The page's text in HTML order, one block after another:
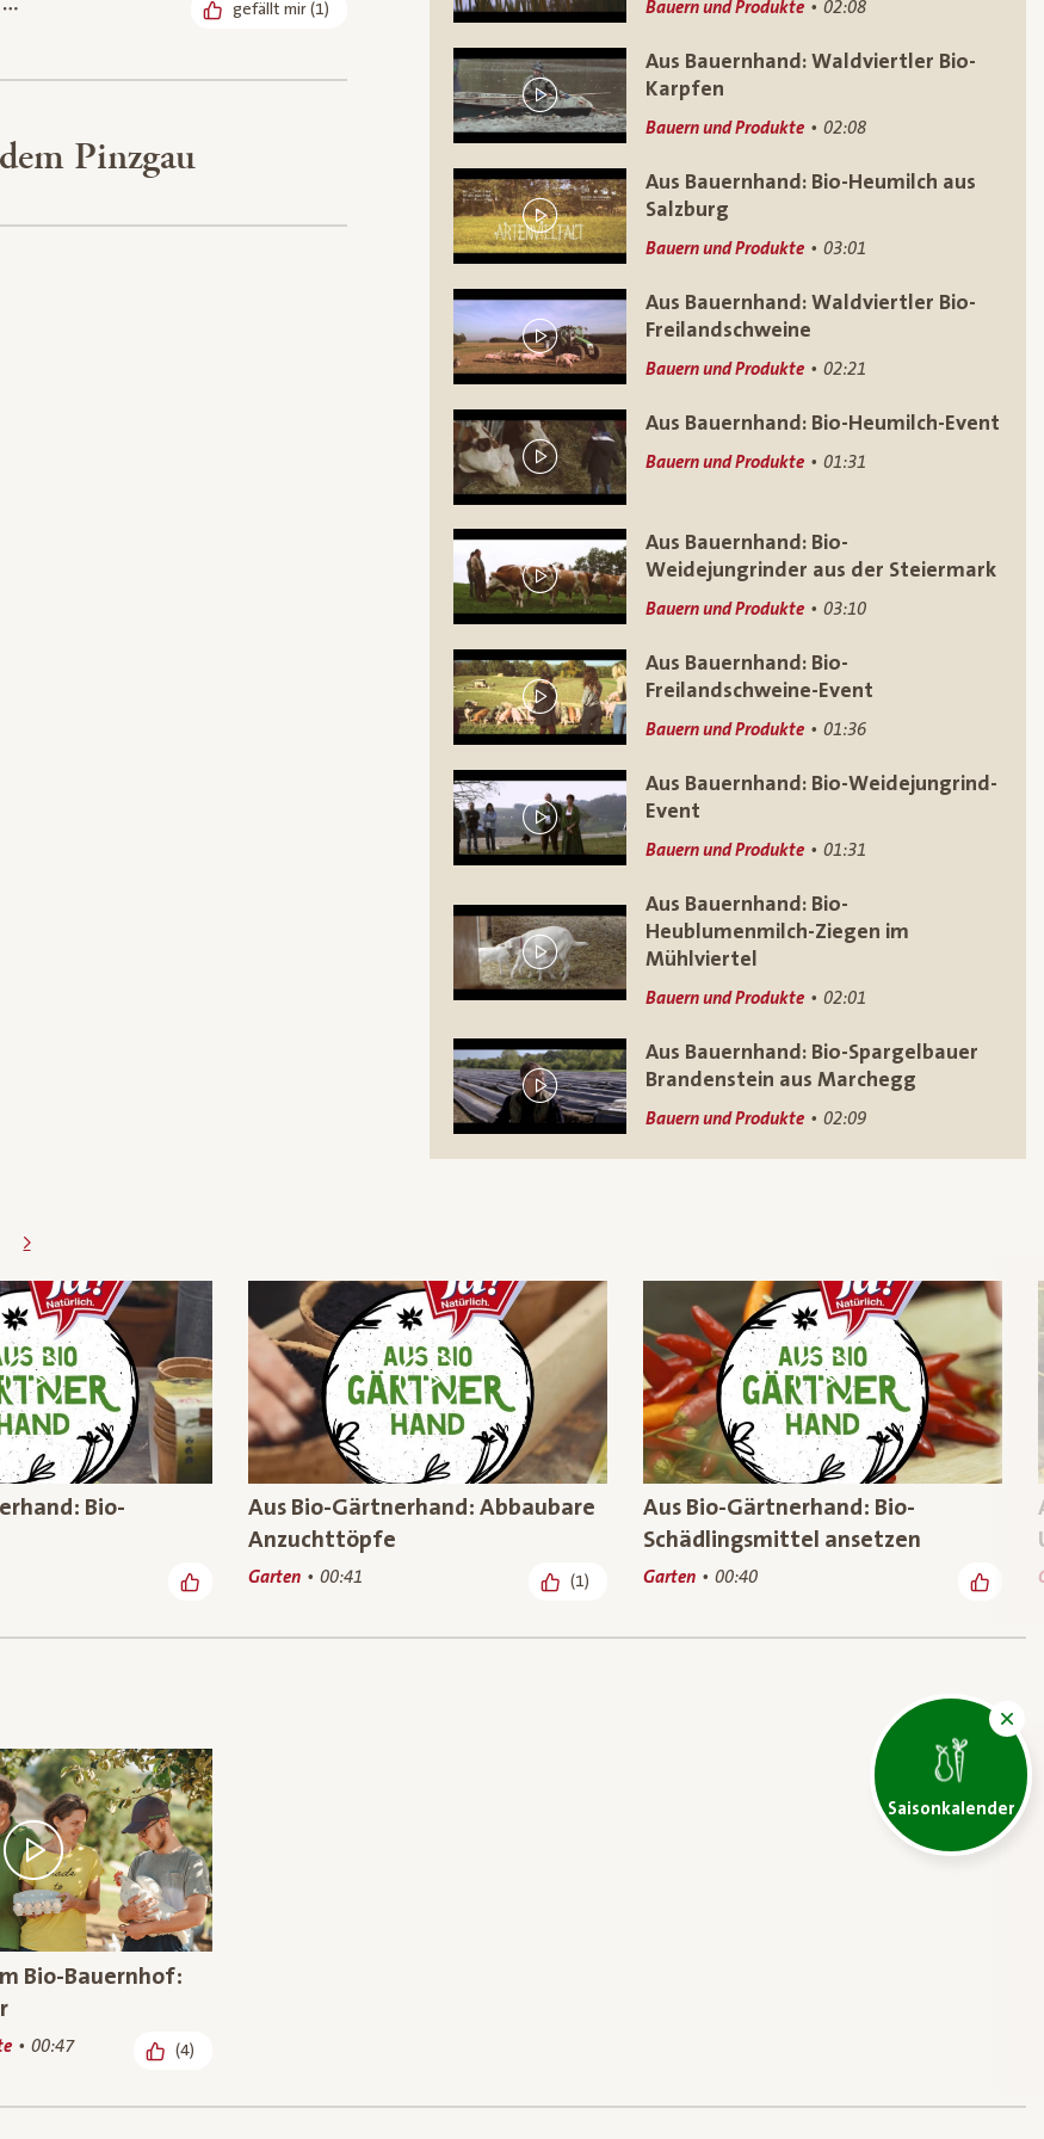
Saisonkalender
gefällt mir(1)
Pinzgau
Bauern und Produkte 02:08
Aus Bauernhand: Waldviertler Bio-
Karpfen
Bauern und Produkte 02:08
Aus Bauernhand: Bio-Heumilch aus
Salzburg
Bauern und Produkte 03:01
Aus Bauernhand: Waldviertler Bio-
Freilandschweine
Bauern und Produkte 02:21
Aus Bauernhand: Bio-Heumilch-Event
Bauern und Produkte 01:31
Aus Bauernhand: Bio-
Weidejungrinder aus der Steiermark
Bauern und Produkte 03:10
Aus Bauernhand: Bio-
Freilandschweine-Event
Bauern und Produkte 01:36
Aus Bauernhand: Bio-Weidejungrind-
Event
Bauern und Produkte 01:31
Aus Bauernhand: Bio-
Heublumenmilch-Ziegen im
Mühlviertel
Bauern und Produkte 02:01
Aus Bauernhand: Bio-Spargelbauer
Brandenstein aus Marchegg
Bauern und Produkte 02:09
Bio-
Aus Bio-Gärtnerhand: Abbaubare
Anzuchttöpfe
Garten 00:41 (1)
Aus Bio-Gärtnerhand: Bio-
Schädlingsmittel ansetzen
Garten 00:40
Bio-Bauernhof:
00:47 (4)